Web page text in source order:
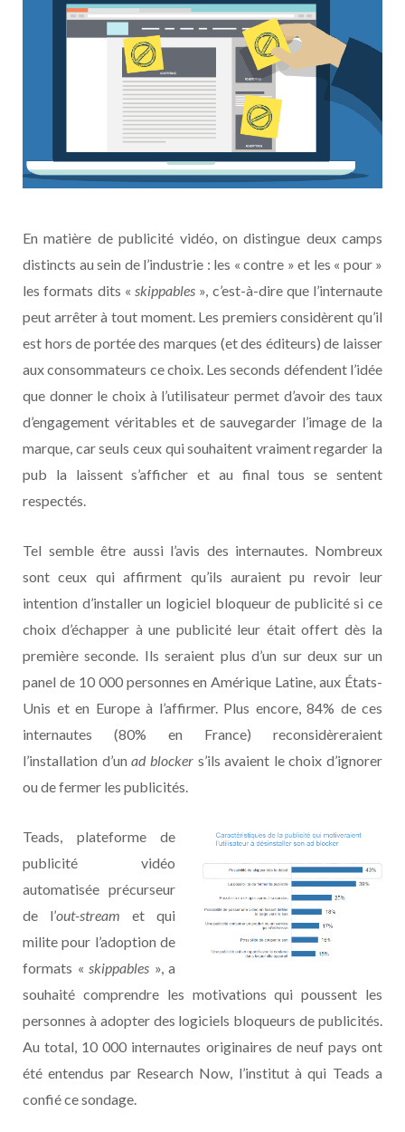
En matière de publicité vidéo, on distingue deux camps
distincts au sein de l’industrie : les « contre » et les « pour »
les formats dits « skippables », c’est-à-dire que l’internaute
peut arrêter à tout moment. Les premiers considèrent qu’il
est hors de portée des marques (et des éditeurs) de laisser
aux consommateurs ce choix. Les seconds défendent l’idée
que donner le choix à l’utilisateur permet d’avoir des taux
d’engagement véritables et de sauvegarder l’image de la
marque, car seuls ceux qui souhaitent vraiment regarder la
pub la laissent s’afficher et au final tous se sentent
respectés.
Tel semble être aussi l’avis des internautes. Nombreux
sont ceux qui affirment qu’ils auraient pu revoir leur
intention d’installer un logiciel bloqueur de publicité si ce
choix d’échapper à une publicité leur était offert dès la
première seconde. Ils seraient plus d’un sur deux sur un
panel de 10 000 personnes en Amérique Latine, aux États-
Unis et en Europe à l’affirmer. Plus encore, 84% de ces
internautes (80% en France) reconsidèreraient
l’installation d’unad blockers’ils avaient le choix d’ignorer
ou de fermer les publicités.
Teads, plateforme de
publicité vidéo
automatisée précurseur
de l’out-stream et qui
milite pour l’adoption de
formats « skippables », a
souhaité comprendre les motivations qui poussent les
personnes à adopter des logiciels bloqueurs de publicités.
Au total, 10 000 internautes originaires de neuf pays ont
été entendus par Research Now, l’institut à qui Teads a
confié ce sondage.